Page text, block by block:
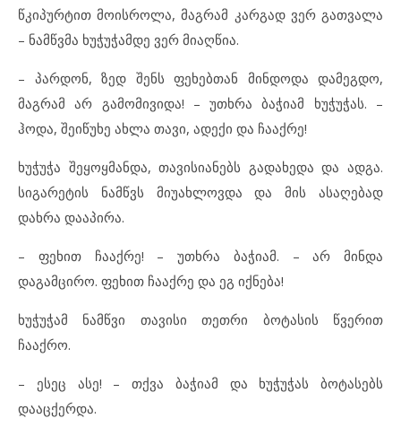
წკიპურტით მოისროლა, მაგრამ კარგად ვერ გათვალა
– ნამწვმა ხუჭუჭამდე ვერ მიაღწია.
– პარდონ, ზედ შენს ფეხებთან მინდოდა დამეგდო,
მაგრამ არ გამომივიდა! – უთხრა ბაჭიამ ხუჭუჭას. –
ჰოდა, შეიწუხე ახლა თავი, ადექი და ჩააქრე!
ხუჭუჭა შეყოყმანდა, თავისიანებს გადახედა და ადგა.
სიგარეტის ნამწვს მიუახლოვდა და მის ასაღებად
დახრა დააპირა.
– ფეხით ჩააქრე! – უთხრა ბაჭიამ. – არ მინდა
დაგამცირო. ფეხით ჩააქრე და ეგ იქნება!
ხუჭუჭამ ნამწვი თავისი თეთრი ბოტასის წვერით
ჩააქრო.
– ესეც ასე! – თქვა ბაჭიამ და ხუჭუჭას ბოტასებს
დააცქერდა.